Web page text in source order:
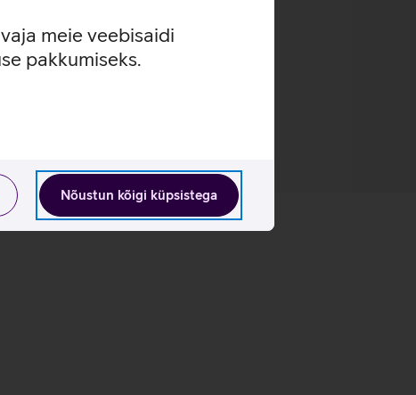
meie veebisaidi
pakkumiseks.
Nõustun kõigi küpsistega